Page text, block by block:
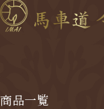
商品一覧